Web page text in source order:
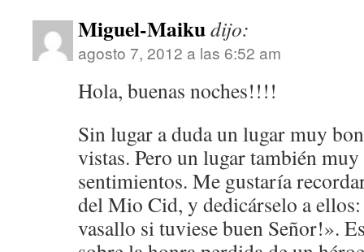
Miguel-Maikudijo:
agosto 7, 2012 a las 6:52 am
Hola, buenas noches!!!!
Sin lugar a duda un lugar muy
vistas. Pero un lugar también
sentimientos. Me gustaría
del Mio Cid, y dedicárselo a
vasallo si tuviese buen Señor!».